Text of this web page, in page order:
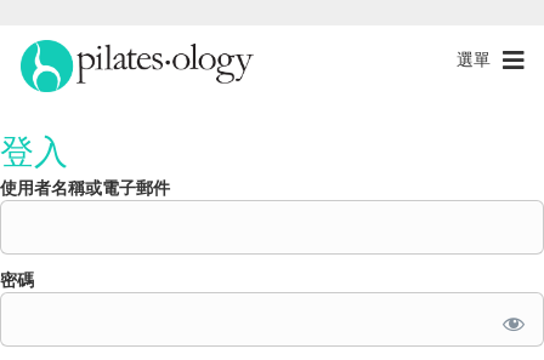
選單
登入
使用者名稱或電子郵件
密碼